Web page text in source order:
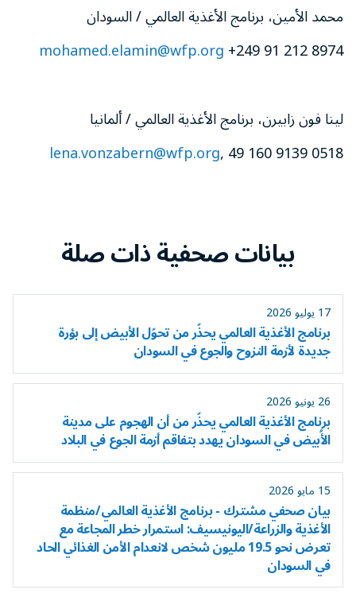
محمد الأمين، برنامج الأغذية العالمي / السودان
mohamed.elamin@wfp.org+249 91 212 8974
لينا فون زابيرن، برنامج الأغذية العالمي / ألمانيا
lena.vonzabern@wfp.org, 49 160 9139 0518
بيانات صحفية ذات صلة
17 يوليو 2026
برنامج الأغذية العالمي يحذّر من تحوّل الأبيض إلى بؤرة
جديدة لأزمة النزوح والجوع في السودان
26 يونيو 2026
برنامج الأغذية العالمي يحذّر من أن الهجوم على مدينة
الأُبيض في السودان يهدد بتفاقم أزمة الجوع في البلاد
15 مايو 2026
بيان صحفي مشترك - برنامج الأغذية العالمي/منظمة
الأغذية والزراعة/اليونيسيف: استمرار خطر المجاعة مع
تعرض نحو 19.5 مليون شخص لانعدام الأمن الغذائي الحاد
في السودان